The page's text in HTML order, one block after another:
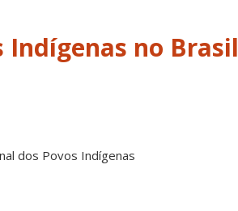
Indígenas no Brasil
dos Povos Indígenas